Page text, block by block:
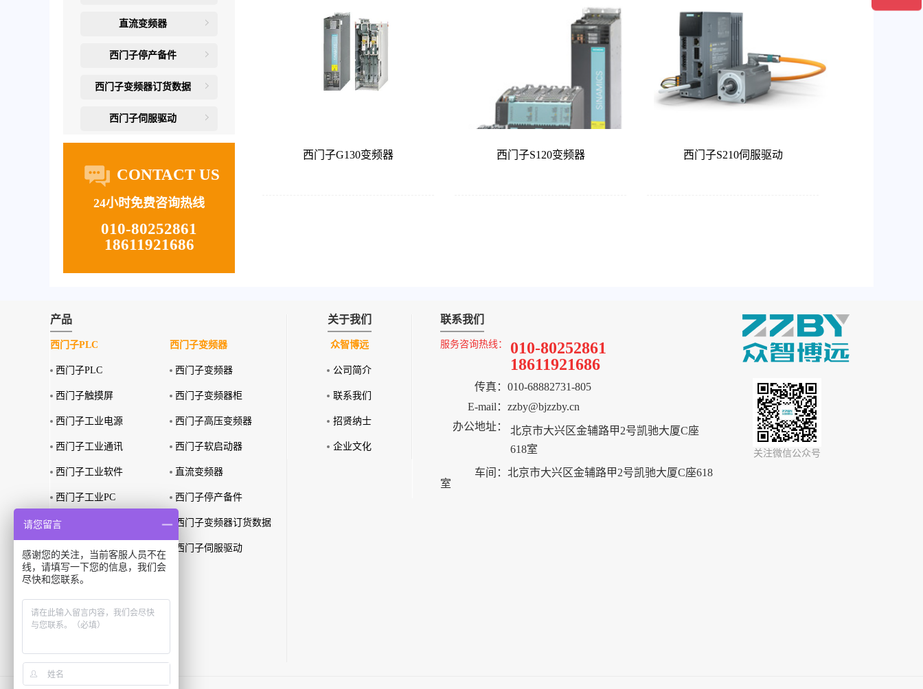
直流变频器
西门子停产备件
西门子变频器订货数据
西门子伺服驱动
CONTACT US
24小时免费咨询热线
010-80252861
18611921686
西门子G130变频器 西门子S120变频器 西门子S210伺服驱动
产品
西门子PLC
西门子PLC
西门子触摸屏
西门子工业电源
西门子工业通讯
西门子工业软件
西门子工业PC
西门子特殊环境产品
西门子故障安全产品
西门子PLC订货数据
西门子识别系统
西门子无线通讯
西门子变频器
西门子变频器
西门子变频器柜
西门子高压变频器
西门子软启动器
直流变频器
西门子停产备件
西门子变频器订货数据
西门子伺服驱动
关于我们
众智博远
公司简介
联系我们
招贤纳士
企业文化
联系我们
服务咨询热线：
010-80252861
18611921686
传真： 010-68882731-805
E-mail： zzby@bjzzby.cn
办公地址：
北京市大兴区金辅路甲2号凯驰大厦C座
618室
车间： 北京市大兴区金辅路甲2号凯驰大厦C座618
室
关注微信公众号
请您留言
感谢您的关注，当前客服人员不在
线，请填写一下您的信息，我们会
尽快和您联系。